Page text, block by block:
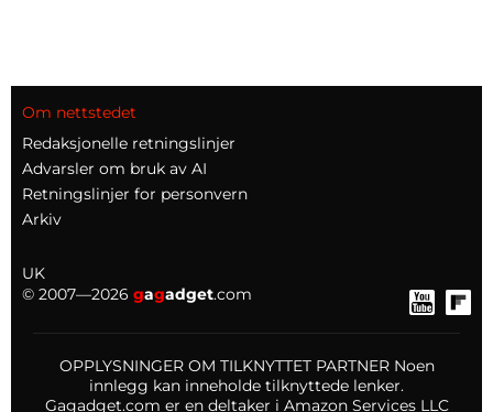
Om nettstedet
Redaksjonelle retningslinjer
Advarsler om bruk av AI
Retningslinjer for personvern
Arkiv
UK
© 2007—2026 gagadget.com
OPPLYSNINGER OM TILKNYTTET PARTNER Noen
innlegg kan inneholde tilknyttede lenker.
Gagadget.com er en deltaker i Amazon Services LLC